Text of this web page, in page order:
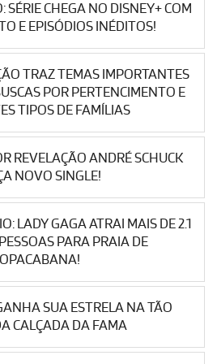
SÉRIE CHEGA NO DISNEY+ COM
E EPISÓDIOS INÉDITOS!
TRAZ TEMAS IMPORTANTES
POR PERTENCIMENTO E
TIPOS DE FAMÍLIAS
REVELAÇÃO ANDRÉ SCHUCK
NOVO SINGLE!
LADY GAGA ATRAI MAIS DE 2.1
PARA PRAIA DE
SUA ESTRELA NA TÃO
CALÇADA DA FAMA